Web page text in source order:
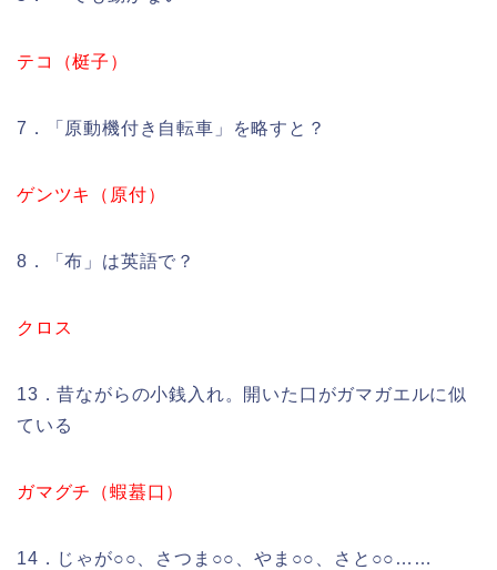
テコ（梃子）
7．「原動機付き自転車」を略すと？
ゲンツキ（原付）
8．「布」は英語で？
クロス
13．昔ながらの小銭入れ。開いた口がガマガエルに似
ている
ガマグチ（蝦蟇口）
14．じゃが○○、さつま○○、やま○○、さと○○……